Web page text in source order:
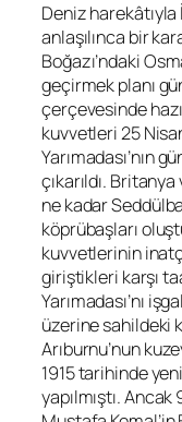
Deniz harekâtıyla
anlaşılınca bir
Boğazı’ndaki
geçirmek planı
çerçevesinde
kuvvetleri 25
Yarımadası’nın
çıkarıldı.
ne kadar
köprübaşları
kuvvetlerinin
giriştikleri karşı
Yarımadası’nı
üzerine sahildeki
Arıburnu’nun
1915 tarihinde
yapılmıştı.